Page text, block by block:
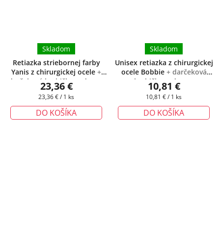
Retiazka striebornej farby
Yanis z chirurgickej ocele +
darčeková krabička zadarmo
Skladom
23,36 €
Jednotková
23,36 € / 1 ks
DO KOŠÍKA
Unisex retiazka z chirurgickej
ocele Bobbie + darčeková
krabička zadarmo
Skladom
10,81 €
Jednotková
10,81 € / 1 ks
DO KOŠÍKA